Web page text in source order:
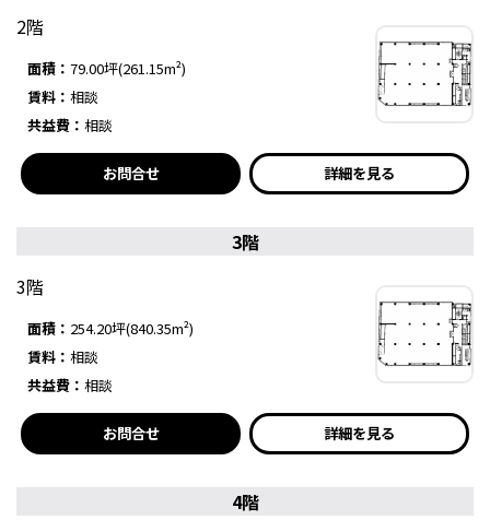
2階
面積： 79.00坪(261.15m²)
賃料： 相談
共益費： 相談
お問合せ 詳細を見る
3階
3階
面積： 254.20坪(840.35m²)
賃料： 相談
共益費： 相談
お問合せ 詳細を見る
4階